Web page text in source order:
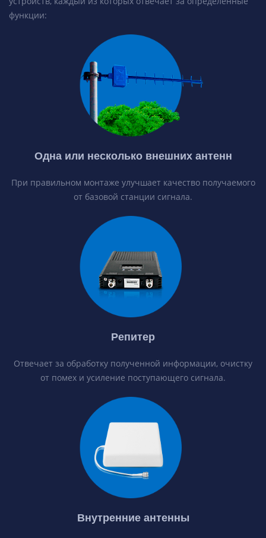
функции:
Одна или несколько внешних антенн
При правильном монтаже улучшает качество получаемого
от базовой станции сигнала.
Репитер
Отвечает за обработку полученной информации, очистку
от помех и усиление поступающего сигнала.
Внутренние антенны